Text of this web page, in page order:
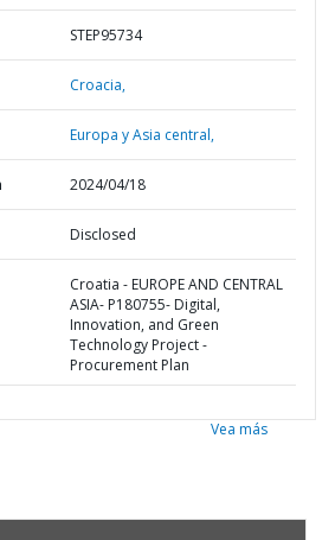
STEP95734
Croacia,
Europa y Asia central,
2024/04/18
Disclosed
Croatia - EUROPE AND CENTRAL
ASIA- P180755- Digital,
Innovation, and Green
Technology Project -
Procurement Plan
Vea más